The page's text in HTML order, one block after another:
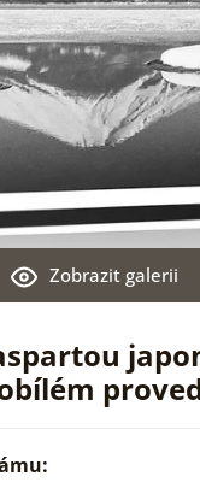
Zobrazit galerii